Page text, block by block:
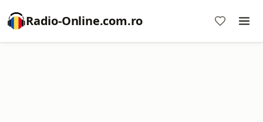
Radio-Online.com.ro